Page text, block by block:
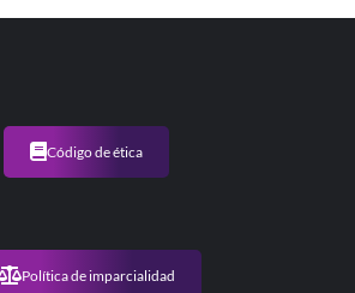
Código de ética
Política de imparcialidad